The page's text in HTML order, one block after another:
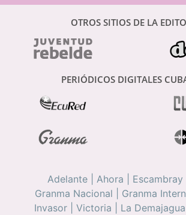
OTROS SITIOS DE LA
PERIÓDICOS DIGITALES
Adelante Ahora Escambray
Granma Nacional
Granma
Invasor
Victoria La Demajagua